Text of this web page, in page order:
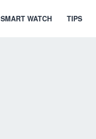
SMART WATCH TIPS